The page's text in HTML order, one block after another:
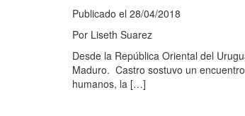
Publicado el 28/04/2018
Por Liseth Suarez
Desde la República Oriental del
Maduro. Castro sostuvo un
humanos, la […]